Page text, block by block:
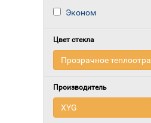
Эконом
Цвет стекла
Прозрачное теплоотра
Производитель
XYG